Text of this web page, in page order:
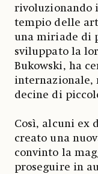
rivoluzionando
tempio delle
una miriade di
sviluppato la
Bukowski, ha
internazionale,
decine di
Così, alcuni ex
creato una
convinto la
proseguire in